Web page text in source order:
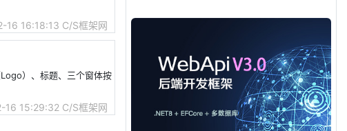
16 16:18:13 C/S框架网
）、标题、三个窗体按
16 15:29:32 C/S框架网